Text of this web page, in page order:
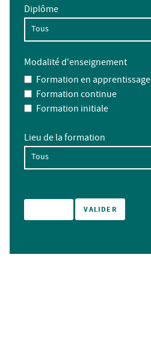
Diplôme
Modalité d'enseignement
Formation en apprentissage
Formation continue
Formation initiale
Lieu de la formation